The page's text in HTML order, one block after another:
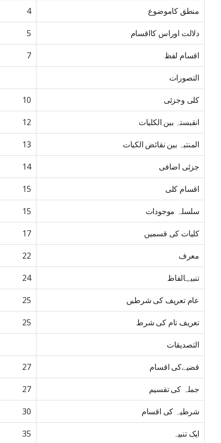
منطق کاموضوع 4
دلالت اوراس کااقسام 5
اقسام لفظ 7
التصورات
کلی وجزئی 10
انقبستہ بین الکلیات 12
المنتبہ بین نقائض الکیات 13
جزئی اضافی 14
اقسام کلی 15
سلسلہ موجودات 15
کلیات کی قسمیں 17
معرف 22
تنبیہالفاظ 24
عام تعریف کی شرطیں 25
تعریف تام کی شرط 25
التصدیقات
قضیےکی اقسام 27
جملہ کی تقسیم 27
شرطیہ کی اقسام 30
ایک تنبیہ 35